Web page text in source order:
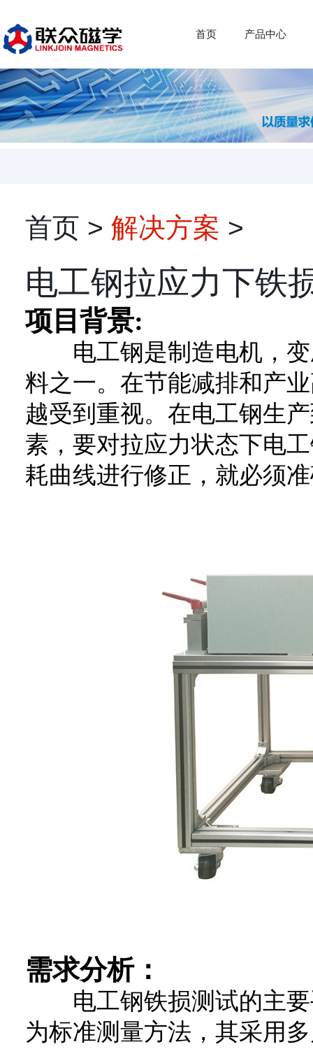
首页 产品中心
首页 > 解决方案 >
电工钢拉应力下铁
项目背景:
电工钢是制造电机，变
料之一。在节能减排和产
越受到重视。在电工钢生
素，要对拉应力状态下电
耗曲线进行修正，就必须
需求分析：
电工钢铁损测试的主要
为标准测量方法，其采用